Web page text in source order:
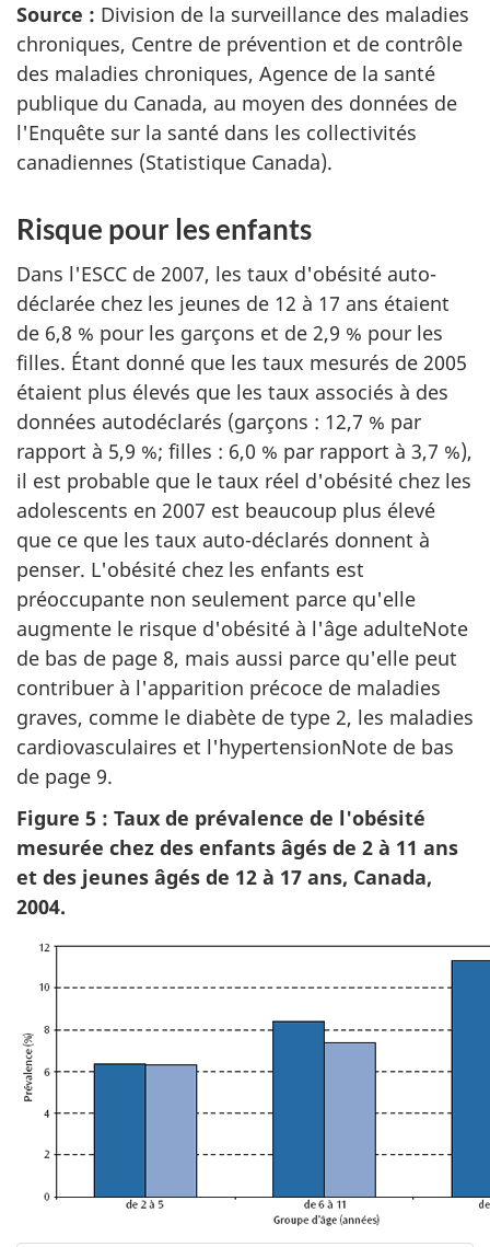
Source : Division de la surveillance des maladies
chroniques, Centre de prévention et de contrôle
des maladies chroniques, Agence de la santé
publique du Canada, au moyen des données de
l'Enquête sur la santé dans les collectivités
canadiennes (Statistique Canada).
Risque pour les enfants
Dans l'ESCC de 2007, les taux d'obésité auto-
déclarée chez les jeunes de 12 à 17 ans étaient
de 6,8 % pour les garçons et de 2,9 % pour les
filles. Étant donné que les taux mesurés de 2005
étaient plus élevés que les taux associés à des
données autodéclarés (garçons : 12,7 % par
rapport à 5,9 %; filles : 6,0 % par rapport à 3,7 %),
il est probable que le taux réel d'obésité chez les
adolescents en 2007 est beaucoup plus élevé
que ce que les taux auto-déclarés donnent à
penser. L'obésité chez les enfants est
préoccupante non seulement parce qu'elle
augmente le risque d'obésité à l'âge adulteNote
de bas de page 8, mais aussi parce qu'elle peut
contribuer à l'apparition précoce de maladies
graves, comme le diabète de type 2, les maladies
cardiovasculaires et l'hypertensionNote de bas
de page 9.
Figure 5 : Taux de prévalence de l'obésité
mesurée chez des enfants âgés de 2 à 11 ans
et des jeunes âgés de 12 à 17 ans, Canada,
2004.